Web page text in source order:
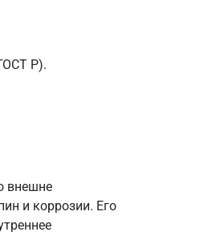
Р).
внешне
и коррозии. Его